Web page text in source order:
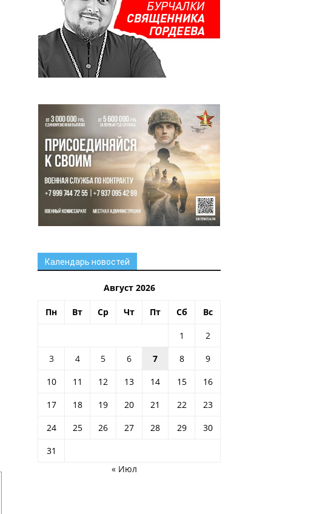
Календарь новостей
Август 2026
Пн Вт Ср Чт Пт Сб Вс
1
2
3
4 5 6 7 8
9
10
11 12 13 14 15
16
17
18 19 20 21 22
23
24
25 26 27 28 29
30
31
« Июл